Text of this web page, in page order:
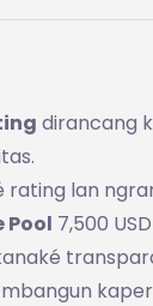
dirancang
rating lan
Pool 7,500